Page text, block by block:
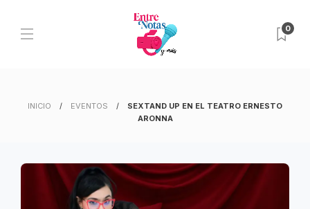
0
INICIO EVENTOS
SEXTAND UP EN EL TEATRO ERNESTO
ARONNA